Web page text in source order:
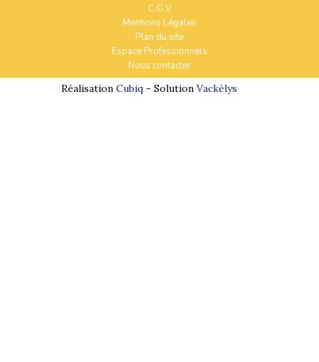
C.G.V
Mentions Légales
Plan du site
Espace Professionnels
Nous contacter
Réalisation Cubiq- Solution Vackélys